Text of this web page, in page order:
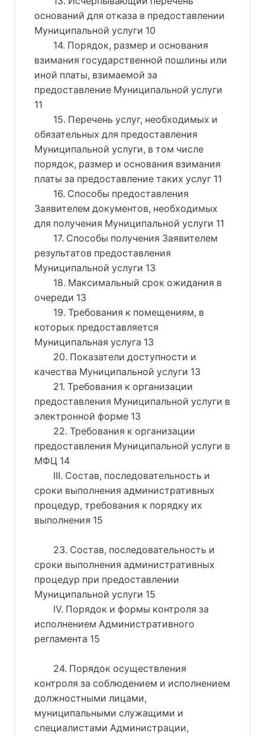
оснований для отказа в предоставлении
Муниципальной услуги 10
14. Порядок, размер и основания
взимания государственной пошлины или
иной платы, взимаемой за
предоставление Муниципальной услуги
11
15. Перечень услуг, необходимых и
обязательных для предоставления
Муниципальной услуги, в том числе
порядок, размер и основания взимания
платы за предоставление таких услуг 11
16. Способы предоставления
Заявителем документов, необходимых
для получения Муниципальной услуги 11
17. Способы получения Заявителем
результатов предоставления
Муниципальной услуги 13
18. Максимальный срок ожидания в
очереди 13
19. Требования к помещениям, в
которых предоставляется
Муниципальная услуга 13
20. Показатели доступности и
качества Муниципальной услуги 13
21. Требования к организации
предоставления Муниципальной услуги в
электронной форме 13
22. Требования к организации
предоставления Муниципальной услуги в
МФЦ 14
III. Состав, последовательность и
сроки выполнения административных
процедур, требования к порядку их
выполнения 15
23. Состав, последовательность и
сроки выполнения административных
процедур при предоставлении
Муниципальной услуги 15
IV. Порядок и формы контроля за
исполнением Административного
регламента 15
24. Порядок осуществления
контроля за соблюдением и исполнением
должностными лицами,
муниципальными служащими и
специалистами Администрации,